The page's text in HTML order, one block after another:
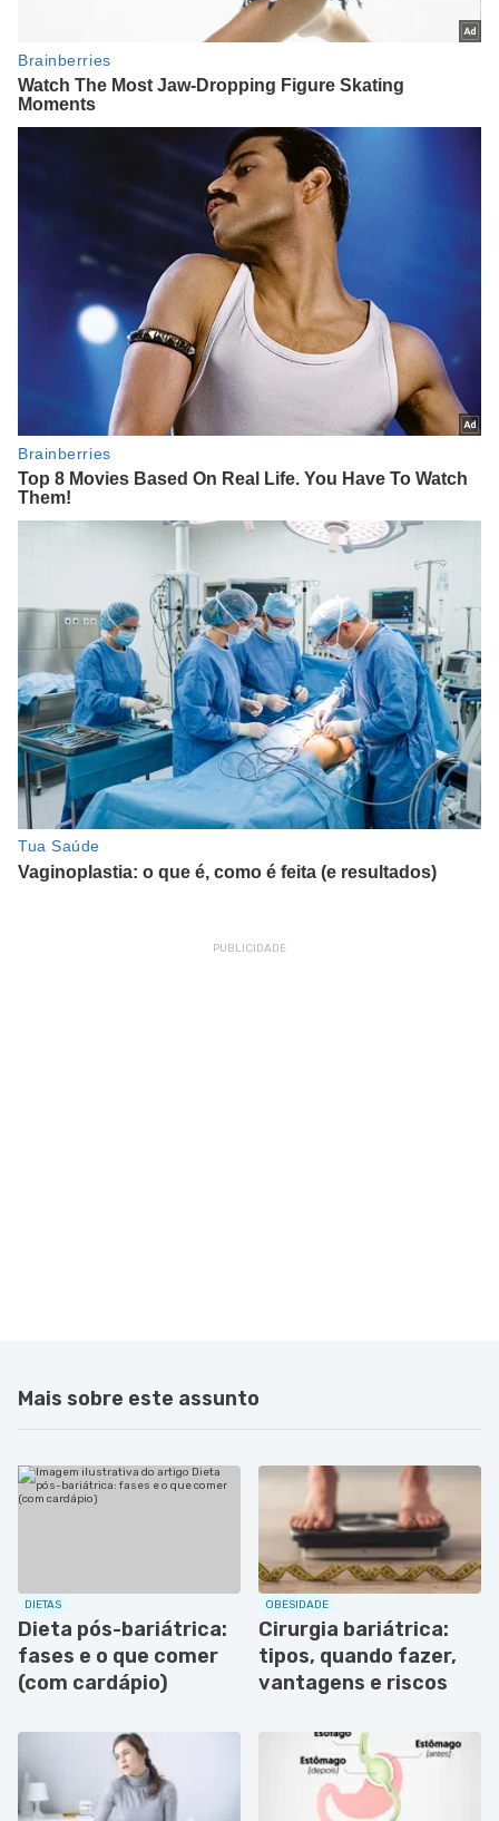
Mais sobre este assunto
DIETAS
Dieta pós-bariátrica:
fases e o que comer
(com cardápio)
OBESIDADE
Cirurgia bariátrica:
tipos, quando fazer,
vantagens e riscos